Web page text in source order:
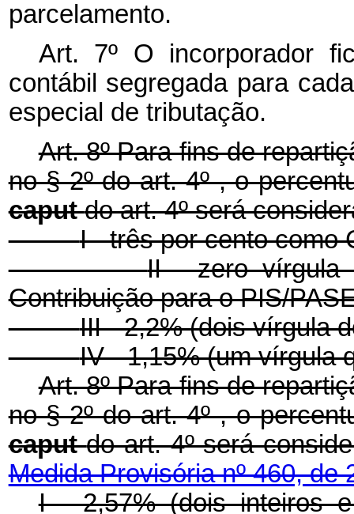
parcelamento.
Art. 7º O incorporador
contábil segregada para
especial de tributação.
Art. 8º Para fins de
no § 2º do art. 4º , o
caputdo art. 4º será
I - três por cento como
II - zero vírgula
Contribuição para o PIS/
III - 2,2% (dois vírgula
IV - 1,15% (um vírgula
Art. 8º Para fins de
no § 2º do art. 4º , o
caputdo art. 4º será
Medida Provisória nº 460, de
I - 2,57% (dois inteiros